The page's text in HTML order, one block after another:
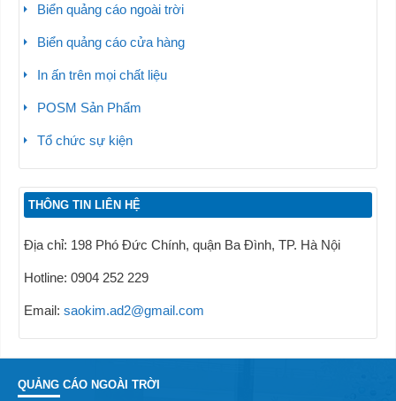
Biển quảng cáo ngoài trời
Biển quảng cáo cửa hàng
In ấn trên mọi chất liệu
POSM Sản Phẩm
Tổ chức sự kiện
THÔNG TIN LIÊN HỆ
Địa chỉ: 198 Phó Đức Chính, quận Ba Đình, TP. Hà Nội
Hotline: 0904 252 229
Email: saokim.ad2@gmail.com
QUẢNG CÁO NGOÀI TRỜI